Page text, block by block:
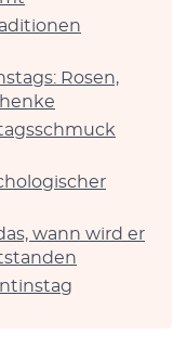
Rosen,
wann wird er